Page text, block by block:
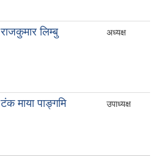
राजकुमार लिम्बु अध्यक्ष
टंक माया पाङ्गमि उपाध्यक्ष